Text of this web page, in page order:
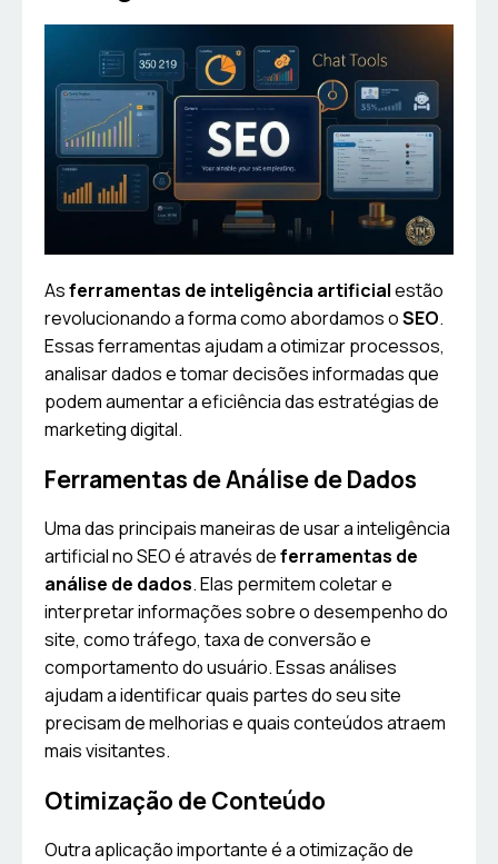
Asferramentas de inteligência artificialestão
revolucionando a forma como abordamos oSEO.
Essas ferramentas ajudam a otimizar processos,
analisar dados e tomar decisões informadas que
podem aumentar a eficiência das estratégias de
marketing digital.
Ferramentas de Análise de Dados
Uma das principais maneiras de usar a inteligência
artificial no SEO é através deferramentas de
análise de dados. Elas permitem coletar e
interpretar informações sobre o desempenho do
site, como tráfego, taxa de conversão e
comportamento do usuário. Essas análises
ajudam a identificar quais partes do seu site
precisam de melhorias e quais conteúdos atraem
mais visitantes.
Otimização de Conteúdo
Outra aplicação importante é a otimização de